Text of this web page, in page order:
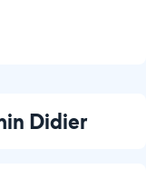
Didier